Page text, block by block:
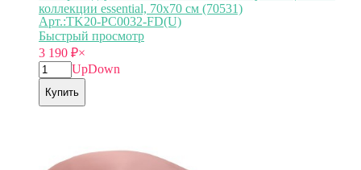
коллекции essential, 70х70 см (70531)
Арт.:TK20-PC0032-FD(U)
Быстрый просмотр
3 190 ₽×
UpDown
Купить